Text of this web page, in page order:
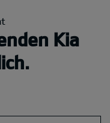
Kia